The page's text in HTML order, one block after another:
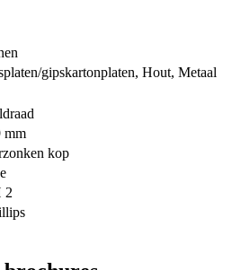
gipskartonplaten, Hout, Metaal
mm
kop
2